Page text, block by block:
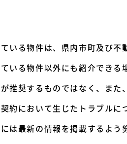
いる物件は、県内市町及び不
いる物件以外にも紹介でき
推奨するものではなく、ま
約において生じたトラブルに
は最新の情報を掲載するよ